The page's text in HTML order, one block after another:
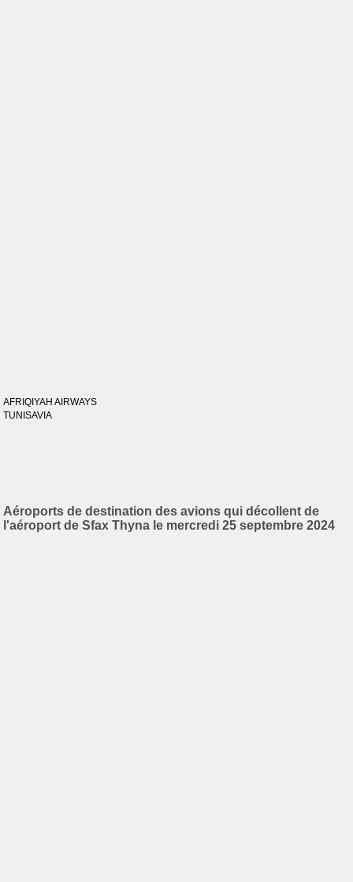
AFRIQIYAH AIRWAYS
TUNISAVIA
Aéroports de destination des avions qui décollent de
l'aéroport de Sfax Thyna le mercredi 25 septembre 2024